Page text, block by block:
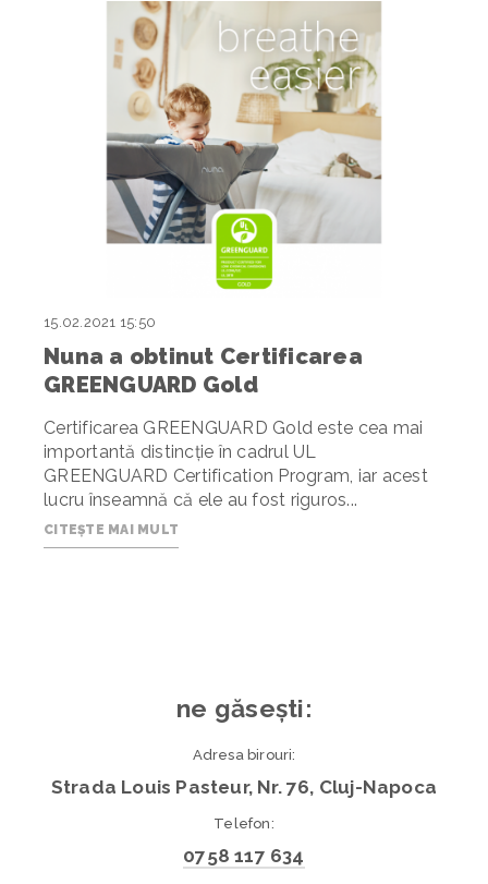
Nuna a obtinut Certificarea
GREENGUARD Gold
15.02.2021 15:50
Certificarea GREENGUARD Gold este cea mai
importantă distincție în cadrul UL
GREENGUARD Certification Program, iar acest
lucruînseamnă că ele au fost riguros...
CITEȘTE MAI MULT
ne găsești:
Adresa birouri:
Strada Louis Pasteur, Nr. 76, Cluj-Napoca
Telefon:
0758 117 634